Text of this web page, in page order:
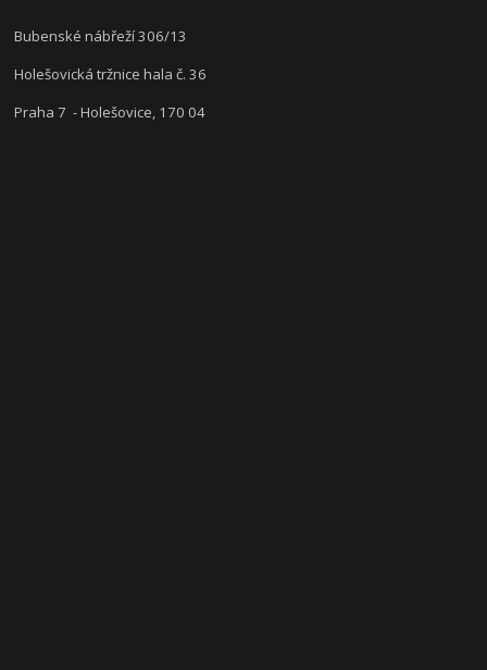
Bubenské nábřeží 306/13
Holešovická tržnice hala č. 36
Praha 7 - Holešovice, 170 04